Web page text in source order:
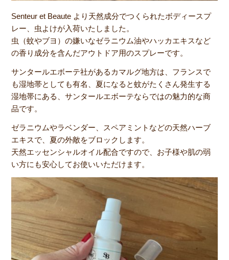
Senteur et Beaute より天然成分でつくられたボディースプ
レー、虫よけが入荷いたしました。
虫（蚊やブヨ）の嫌いなゼラニウム油やハッカエキスなど
の香り成分を含んだアウトドア用のスプレーです。
サンタールエボーテ社があるカマルグ地方は、フランスで
も湿地帯としても有名、夏になると蚊がたくさん発生する
湿地帯にある、サンタールエボーテならではの魅力的な商
品です。
ゼラニウムやラベンダー、スペアミントなどの天然ハーブ
エキスで、夏の外敵をブロックします。
天然エッセンシャルオイル配合ですので、お子様や肌の弱
い方にも安心してお使いいただけます。